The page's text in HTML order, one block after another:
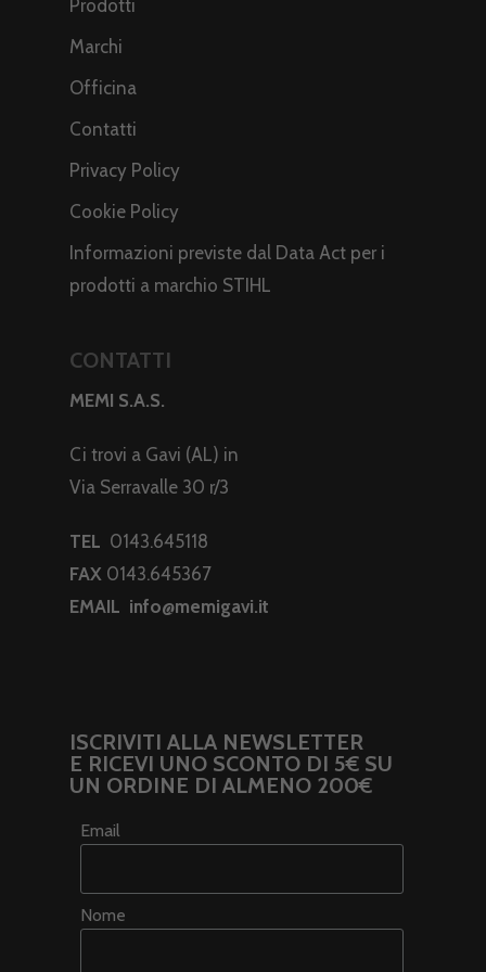
Prodotti
Marchi
Officina
Contatti
Privacy Policy
Cookie Policy
Informazioni previste dal Data Act per i
prodotti a marchio STIHL
CONTATTI
MEMI S.A.S.
Ci trovi a Gavi (AL) in
Via Serravalle 30 r/3
TEL 0143.645118
FAX 0143.645367
EMAIL info@memigavi.it
ISCRIVITI ALLA NEWSLETTER
E RICEVI UNO SCONTO DI 5€ SU
UN ORDINE DI ALMENO 200€
Email
Nome